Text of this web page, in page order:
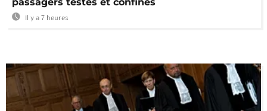
Il y a 7 heures